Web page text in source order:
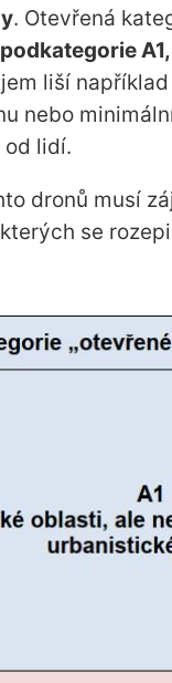
. Otevřená
podkategorie
liší
nebo
od lidí.
dronů musí
se